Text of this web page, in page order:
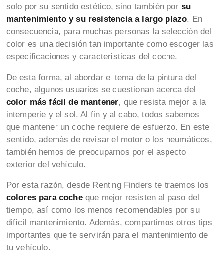
solo por su sentido estético, sino también por su
mantenimiento y su resistencia a largo plazo. En
consecuencia, para muchas personas la selección del
color es una decisión tan importante como escoger las
especificaciones y características del coche.
De esta forma, al abordar el tema de la pintura del
coche, algunos usuarios se cuestionan acerca del
color más fácil de mantener, que resista mejor a la
intemperie y el sol. Al fin y al cabo, todos sabemos
que mantener un coche requiere de esfuerzo. En este
sentido, además de revisar el motor o los neumáticos,
también hemos de preocuparnos por el aspecto
exterior del vehículo.
Por esta razón, desde Renting Finders te traemos los
colores para cocheque mejor resisten al paso del
tiempo, así como los menos recomendables por su
difícil mantenimiento. Además, compartimos otros tips
importantes que te servirán para el mantenimiento de
tu vehículo.